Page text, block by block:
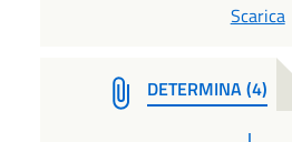
PDF
Scarica
DETERMINA (4)